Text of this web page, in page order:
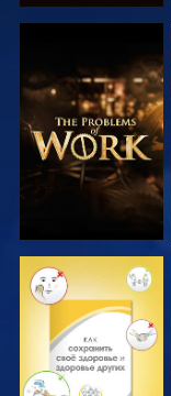
СМОТРЕТЬ
ПЕРЕДАЧИ
СМОТРЕТЬ